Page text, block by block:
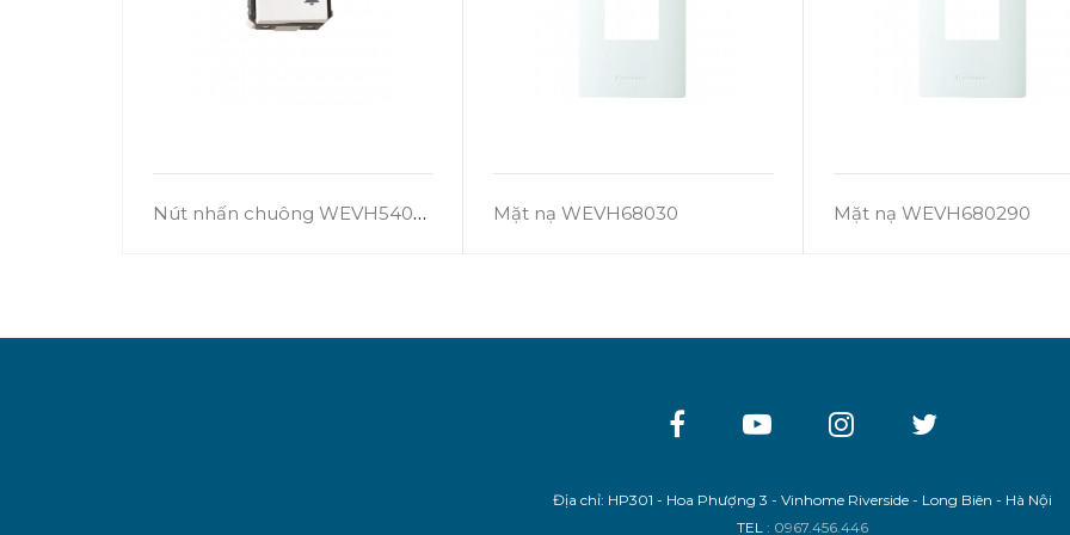
Nút nhấn chuông WEVH5401-011 Mặt nạ WEVH68030 Mặt nạ WEVH680290
Địa chỉ: HP301 - Hoa Phượng 3 - Vinhome Riverside - Long Biên - Hà Nội
TEL : 0967.456.446